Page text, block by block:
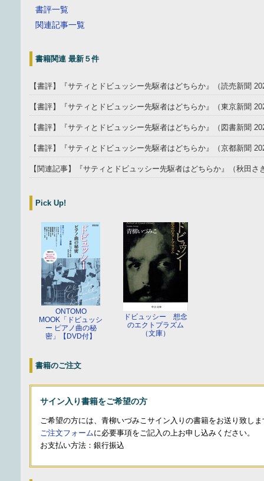
書評一覧
関連記事一覧
書籍関連 最新５件
【書評】『サティとドビュッシー先駆者はどちらか』（読売新聞
【書評】『サティとドビュッシー先駆者はどちらか』（東京新聞
【書評】『サティとドビュッシー先駆者はどちらか』（図書新聞
【書評】『サティとドビュッシー先駆者はどちらか』（京都新聞
【関連記事】『サティとドビュッシー先駆者はどちらか』（秋田さ
Pick Up!
ONTOMO
MOOK「ドビュッシ
ー ピアノ曲の秘
密」【DVD付】
ドビュッシー 想念
のエクトプラズム
（文庫）
書籍のご注文
サイン入り書籍をご希望の方
ご希望の方には、青柳いづみこサイン入りの書籍をお送り致しま
ご注文フォームに必要事項をご記入の上お申し込みください。
お支払い方法：銀行振込